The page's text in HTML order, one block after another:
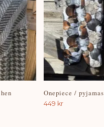
Onepiece / pyjamas
449 kr